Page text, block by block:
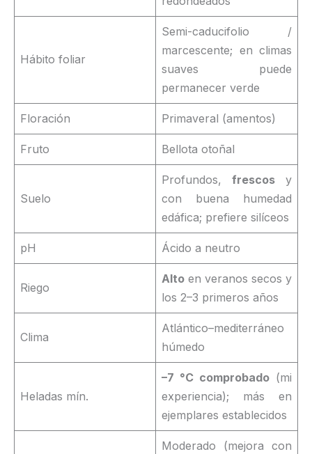
Hábito foliar
Semi-caducifolio /
marcescente; en climas
suaves puede
permanecer verde
Floración Primaveral (amentos)
Fruto Bellota otoñal
Suelo
Profundos, frescos y
con buena humedad
edáfica; prefiere silíceos
pH Ácido a neutro
Riego
Alto en veranos secos y
los 2–3 primeros años
Clima
Atlántico–mediterráneo
húmedo
Heladas mín.
–7 °C comprobado (mi
experiencia); más en
ejemplares establecidos
Moderado (mejora con